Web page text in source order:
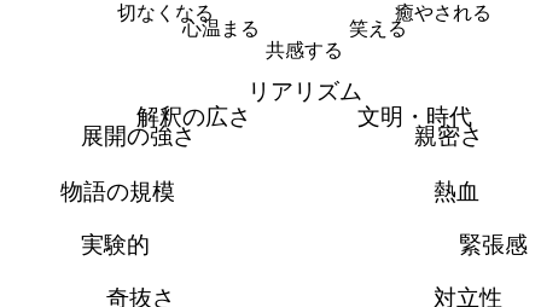
癒やされる
笑える
共感する
心温まる
切なくなる
リアリズム
文明・時代
親密さ
熱血
緊張感
対立性
奇抜さ
実験的
物語の規模
展開の強さ
解釈の広さ